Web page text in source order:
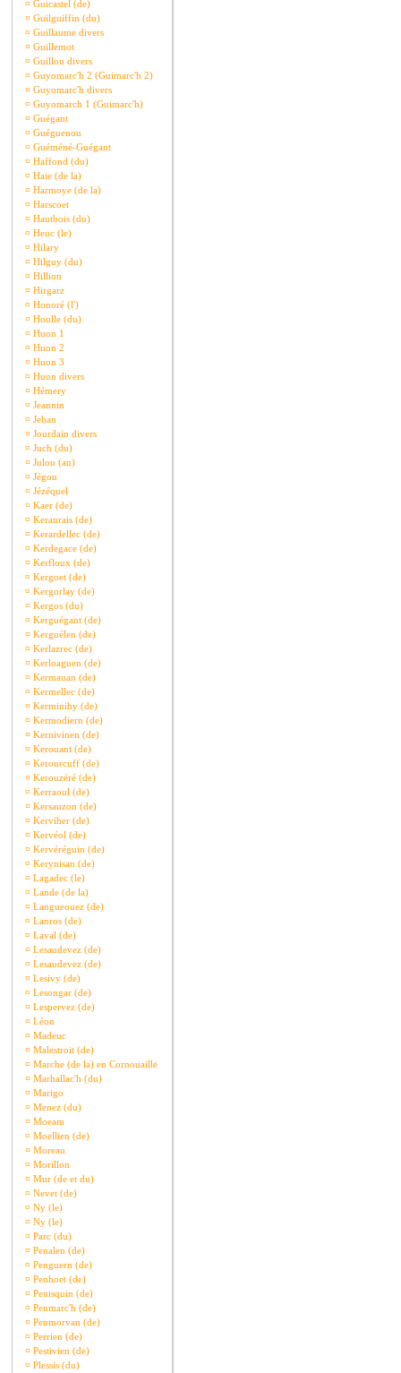
¤ Guicastel (de)
¤ Guilguiffin (du)
¤ Guillaume divers
¤ Guillemot
¤ Guillou divers
¤ Guyomarc'h 2 (Guimarc'h 2)
¤ Guyomarc'h divers
¤ Guyomarch 1 (Guimarc'h)
¤ Guégant
¤ Guéguenou
¤ Guéméné-Guégant
¤ Haffond (du)
¤ Haie (de la)
¤ Harmoye (de la)
¤ Harscoet
¤ Hautbois (du)
¤ Heuc (le)
¤ Hilary
¤ Hilguy (du)
¤ Hillion
¤ Hirgarz
¤ Honoré (l')
¤ Houlle (du)
¤ Huon 1
¤ Huon 2
¤ Huon 3
¤ Huon divers
¤ Hémery
¤ Jeannin
¤ Jehan
¤ Jourdain divers
¤ Juch (du)
¤ Julou (an)
¤ Jégou
¤ Jézéquel
¤ Kaer (de)
¤ Keranrais (de)
¤ Kerardellec (de)
¤ Kerdegace (de)
¤ Kerfloux (de)
¤ Kergoet (de)
¤ Kergorlay (de)
¤ Kergos (du)
¤ Kerguégant (de)
¤ Kerguélen (de)
¤ Kerlazrec (de)
¤ Kerloaguen (de)
¤ Kermauan (de)
¤ Kermellec (de)
¤ Kerminihy (de)
¤ Kermodiern (de)
¤ Kernivinen (de)
¤ Kerouant (de)
¤ Kerourcuff (de)
¤ Kerouzéré (de)
¤ Kerraoul (de)
¤ Kersauzon (de)
¤ Kerviher (de)
¤ Kervéol (de)
¤ Kervéréguin (de)
¤ Kerynisan (de)
¤ Lagadec (le)
¤ Lande (de la)
¤ Langueouez (de)
¤ Lanros (de)
¤ Laval (de)
¤ Lesaudevez (de)
¤ Lesaudevez (de)
¤ Lesivy (de)
¤ Lesongar (de)
¤ Lespervez (de)
¤ Léon
¤ Madeuc
¤ Malestroit (de)
¤ Marche (de la) en Cornouaille
¤ Marhallac'h (du)
¤ Marigo
¤ Menez (du)
¤ Moeam
¤ Moellien (de)
¤ Moreau
¤ Morillon
¤ Mur (de et du)
¤ Nevet (de)
¤ Ny (le)
¤ Ny (le)
¤ Parc (du)
¤ Penalen (de)
¤ Penguern (de)
¤ Penhoet (de)
¤ Penisquin (de)
¤ Penmarc'h (de)
¤ Penmorvan (de)
¤ Perrien (de)
¤ Pestivien (de)
¤ Plessis (du)